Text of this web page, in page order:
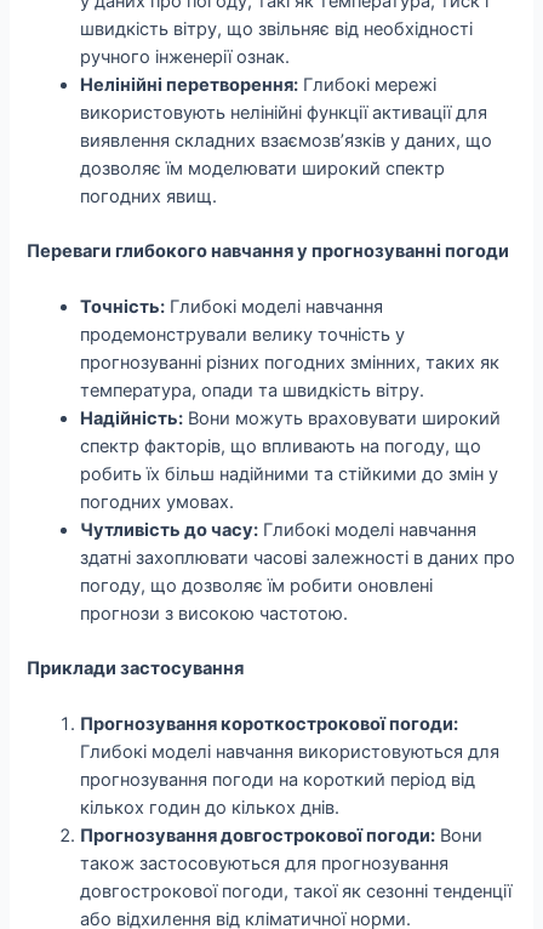
швидкість вітру, що звільняє від необхідності
ручного інженерії ознак.
Нелінійні перетворення: Глибокі мережі
використовують нелінійні функції активації для
виявлення складних взаємозв’язків у даних, що
дозволяє їм моделювати широкий спектр
погодних явищ.
Переваги глибокого навчання у прогнозуванні погоди
Точність: Глибокі моделі навчання
продемонстрували велику точність у
прогнозуванні різних погодних змінних, таких як
температура, опади та швидкість вітру.
Надійність: Вони можуть враховувати широкий
спектр факторів, що впливають на погоду, що
робить їх більш надійними та стійкими до змін у
погодних умовах.
Чутливість до часу: Глибокі моделі навчання
здатні захоплювати часові залежності в даних про
погоду, що дозволяє їм робити оновлені
прогнози з високою частотою.
Приклади застосування
Прогнозування короткострокової погоди:
Глибокі моделі навчання використовуються для
прогнозування погоди на короткий період від
кількох годин до кількох днів.
Прогнозування довгострокової погоди: Вони
також застосовуються для прогнозування
довгострокової погоди, такої як сезонні тенденції
або відхилення від кліматичної норми.